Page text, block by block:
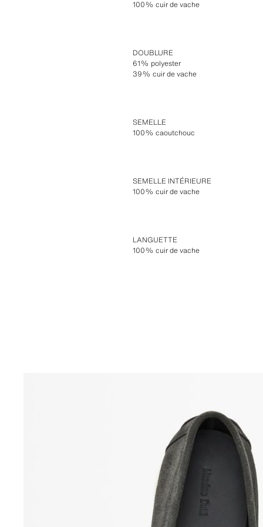
100% cuir de vache
DOUBLURE
61% polyester
39% cuir de vache
SEMELLE
100% caoutchouc
SEMELLE INTÉRIEURE
100% cuir de vache
LANGUETTE
100% cuir de vache